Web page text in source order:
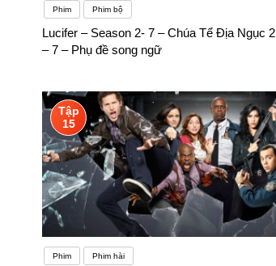
Phim Phim bộ
Lucifer – Season 2- 7 – Chúa Tể Địa Ngục 2
– 7 – Phụ đề song ngữ
Tập
15
Phim Phim hài